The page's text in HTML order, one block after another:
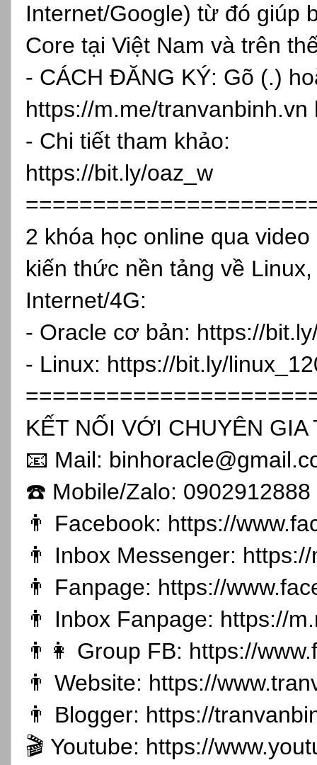
Internet/Google) từ đó giúp
Core tại Việt Nam và trên
- CÁCH ĐĂNG KÝ: Gõ (.)
https://m.me/tranvanbinh.vn
- Chi tiết tham khảo:
https://bit.ly/oaz_w
2 khóa học online qua
kiến thức nền tảng về
Internet/4G:
- Oracle cơ bản: https://
- Linux: https://bit.ly/
KẾT NỐI VỚI CHUYÊN GIA
📧 Mail:
☎️ Mobile/Zalo: 0902912888
👨 Facebook: https://
👨 Inbox Messenger:
👨 Fanpage: https://
👨 Inbox Fanpage: https://
👨👩 Group FB: https://
👨 Website: https://
👨 Blogger: https://
🎬 Youtube: https://